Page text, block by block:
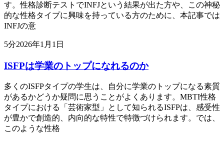
す。性格診断テストでINFJという結果が出た方や、この神秘
的な性格タイプに興味を持っている方のために、本記事では
INFJの意
5分2026年1月1日
ISFPは学業のトップになれるのか
多くのISFPタイプの学生は、自分に学業のトップになる素質
があるかどうか疑問に思うことがよくあります。MBTI性格
タイプにおける「芸術家型」として知られるISFPは、感受性
が豊かで創造的、内向的な特性で特徴づけられます。では、
このような性格